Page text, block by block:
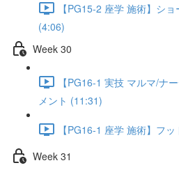
【PG15-2 座学 施術】シ
(4:06)
Week 30
【PG16-1 実技 マルマ/ナ
メント (11:31)
【PG16-1 座学 施術】フ
Week 31